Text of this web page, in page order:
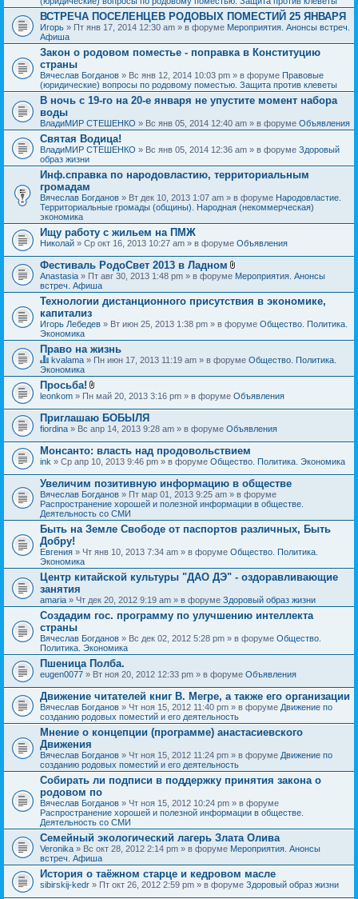
ВСТРЕЧА ПОСЕЛЕНЦЕВ РОДОВЫХ ПОМЕСТИЙ 25 ЯНВАРЯ
Игорь » Пт янв 17, 2014 12:30 am » в форуме Мероприятия. Анонсы встреч.
Афиша
Закон о родовом поместье - поправка в Конституцию
страны
Вячеслав Богданов » Вс янв 12, 2014 10:03 pm » в форуме Правовые
(юридические) вопросы по родовому поместью. Защита против клеветы
В ночь с 19-го на 20-е января не упустите момент набора
воды
ВладиМИР СТЕШЕНКО » Вс янв 05, 2014 12:40 am » в форуме Объявления
Святая Водица!
ВладиМИР СТЕШЕНКО » Вс янв 05, 2014 12:36 am » в форуме Здоровый
образ жизни
Инф.справка по народовластию, территориальным
громадам
Вячеслав Богданов » Вт дек 10, 2013 1:07 am » в форуме Народовластие.
Территориальные громады (общины). Народная (некоммерческая)
экономика
Ищу работу с жильем на ПМЖ
Николай » Ср окт 16, 2013 10:27 am » в форуме Объявления
Фестиваль РодоСвет 2013 в Ладном
В
о
ж
н
и
я
Anastasia » Пт авг 30, 2013 1:48 pm » в форуме Мероприятия. Анонсы
встреч. Афиша
Технологии дистанционного присутствия в экономике,
капитализ
Игорь Лебедев » Вт июн 25, 2013 1:38 pm » в форуме Общество. Политика.
Экономика
Право на жизнь
Д
а
н
н
я
т
е
м
а
с
о
д
е
р
ж
и
т
о
п
р
о
с
.
kvalama » Пн июн 17, 2013 11:19 am » в форуме Общество. Политика.
Экономика
Просьба!
В
о
ж
е
н
и
я
leonkom » Пн май 20, 2013 3:16 pm » в форуме Объявления
Приглашаю БОБЫЛЯ
fiordina » Вс апр 14, 2013 9:28 am » в форуме Объявления
Монсанто: власть над продовольствием
ink » Ср апр 10, 2013 9:46 pm » в форуме Общество. Политика. Экономика
Увеличим позитивную информацию в обществе
Вячеслав Богданов » Пт мар 01, 2013 9:25 am » в форуме
Распространение хорошей и полезной информации в обществе.
Деятельность со СМИ
Быть на Земле Свободе от паспортов различных, Быть
Добру!
Евгения » Чт янв 10, 2013 7:34 am » в форуме Общество. Политика.
Экономика
Центр китайской культуры "ДАО ДЭ" - оздоравливающие
занятия
amaria » Чт дек 20, 2012 9:19 am » в форуме Здоровый образ жизни
Создадим гос. программу по улучшению интеллекта
страны
Вячеслав Богданов » Вс дек 02, 2012 5:28 pm » в форуме Общество.
Политика. Экономика
Пшеница Полба.
eugen0077 » Вт ноя 20, 2012 12:33 pm » в форуме Объявления
Движение читателей книг В. Мегре, а также его организации
Вячеслав Богданов » Чт ноя 15, 2012 11:40 pm » в форуме Движение по
созданию родовых поместий и его деятельность
Мнение о концепции (программе) анастасиевского
Движения
Вячеслав Богданов » Чт ноя 15, 2012 11:24 pm » в форуме Движение по
созданию родовых поместий и его деятельность
Собирать ли подписи в поддержку принятия закона о
родовом по
Вячеслав Богданов » Чт ноя 15, 2012 10:24 pm » в форуме
Распространение хорошей и полезной информации в обществе.
Деятельность со СМИ
Семейный экологический лагерь Злата Олива
Veronika » Вс окт 28, 2012 2:14 pm » в форуме Мероприятия. Анонсы
встреч. Афиша
История о таёжном старце и кедровом масле
sibirskij-kedr » Пт окт 26, 2012 2:59 pm » в форуме Здоровый образ жизни